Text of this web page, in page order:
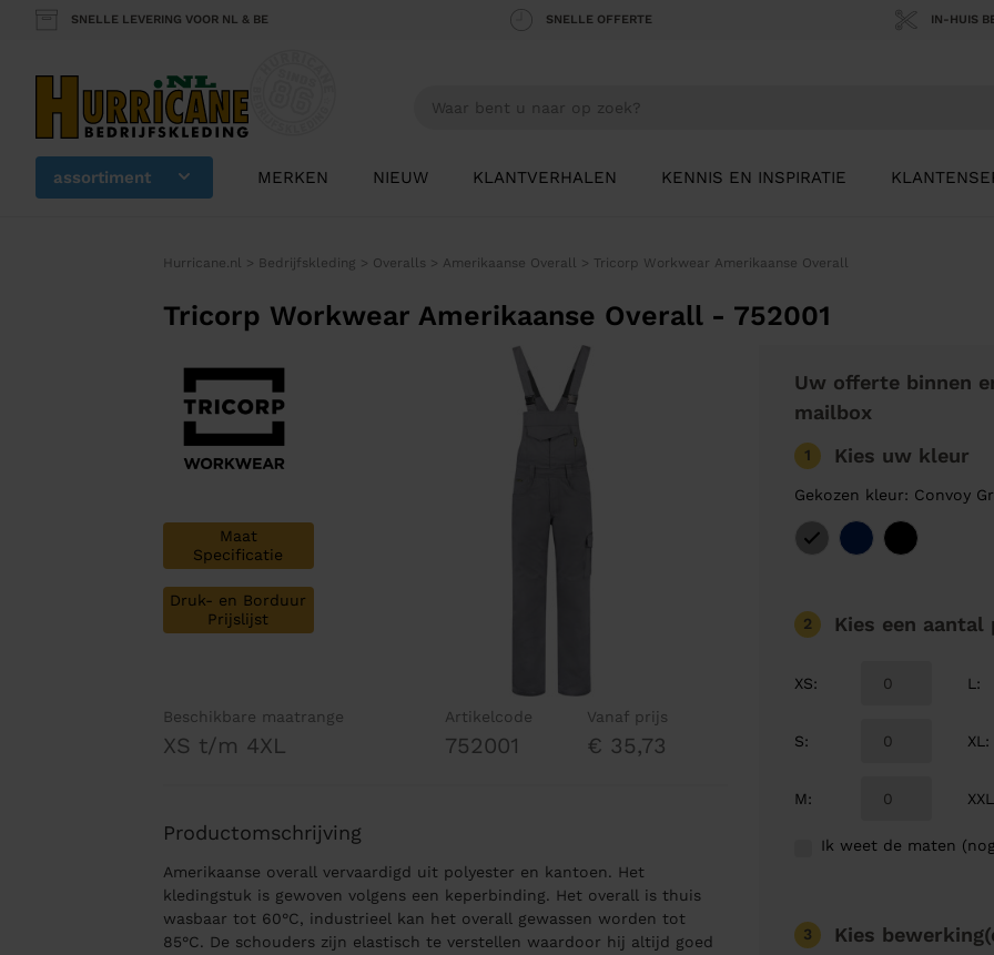
SNELLE LEVERING VOOR NL & BE SNELLE OFFERTE IN-HUIS
assortiment MERKEN NIEUW KLANTVERHALEN KENNIS EN INSPIRATIE
Hurricane.nl > Bedrijfskleding > Overalls > Amerikaanse Overall > Tricorp Workwear Amerikaanse Overall
Tricorp Workwear Amerikaanse Overall - 752001
Maat
Specificatie
Druk- en Borduur
Prijslijst
Beschikbare maatrange
XS t/m 4XL
Artikelcode
752001
Vanaf prijs
€ 35,73
Productomschrijving
Amerikaanse overall vervaardigd uit polyester en kantoen. Het
kledingstuk is gewoven volgens een keperbinding. Het overall is thuis
wasbaar tot 60°C, industrieel kan het overall gewassen worden tot
85°C. De schouders zijn elastisch te verstellen waardoor hij altijd goed
Uw offerte binnen
mailbox
1 Kies uw kleur
Gekozen kleur: Convoy
2 Kies een aantal
XS:
S:
M:
L :
XL :
XXL
Ik weet de maten
3 Kies